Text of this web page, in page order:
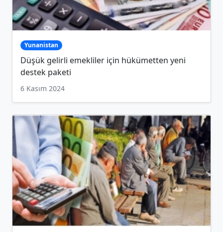
Yunanistan
Düşük gelirli emekliler için hükümetten yeni
destek paketi
6 Kasım 2024